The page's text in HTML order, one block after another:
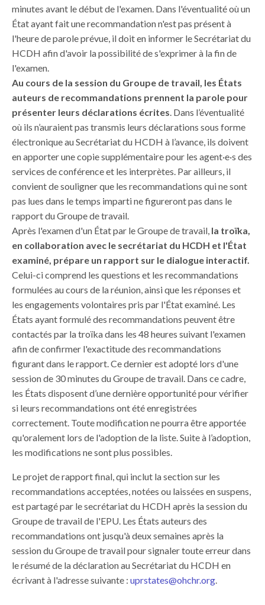
minutes avant le début de l'examen. Dans l'éventualité où un
État ayant fait une recommandation n'est pas présent à
l'heure de parole prévue, il doit en informer le Secrétariat du
HCDH afin d'avoir la possibilité de s'exprimer à la fin de
l'examen.
Au cours de la session du Groupe de travail, les États
auteurs de recommandations prennent la parole pour
présenter leurs déclarations écrites. Dans l’éventualité
où ils n’auraient pas transmis leurs déclarations sous forme
électronique au Secrétariat du HCDH à l’avance, ils doivent
en apporter une copie supplémentaire pour les agent·e·s des
services de conférence et les interprètes. Par ailleurs, il
convient de souligner que les recommandations qui ne sont
pas lues dans le temps imparti ne figureront pas dans le
rapport du Groupe de travail.
Après l'examen d'un État par le Groupe de travail, la troïka,
en collaboration avec le secrétariat du HCDH et l'État
examiné, prépare un rapport sur le dialogue interactif.
Celui-ci comprend les questions et les recommandations
formulées au cours de la réunion, ainsi que les réponses et
les engagements volontaires pris par l'État examiné. Les
États ayant formulé des recommandations peuvent être
contactés par la troïka dans les 48 heures suivant l'examen
afin de confirmer l'exactitude des recommandations
figurant dans le rapport. Ce dernier est adopté lors d'une
session de 30 minutes du Groupe de travail. Dans ce cadre,
les États disposent d’une dernière opportunité pour vérifier
si leurs recommandations ont été enregistrées
correctement. Toute modification ne pourra être apportée
qu'oralement lors de l'adoption de la liste. Suite à l’adoption,
les modifications ne sont plus possibles.
Le projet de rapport final, qui inclut la section sur les
recommandations acceptées, notées ou laissées en suspens,
est partagé par le secrétariat du HCDH après la session du
Groupe de travail de l'EPU. Les États auteurs des
recommandations ont jusqu'à deux semaines après la
session du Groupe de travail pour signaler toute erreur dans
le résumé de la déclaration au Secrétariat du HCDH en
écrivant à l'adresse suivante : uprstates@ohchr.org.